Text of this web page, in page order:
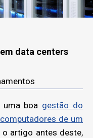
data centers
boa gestão do
de um
artigo antes deste,